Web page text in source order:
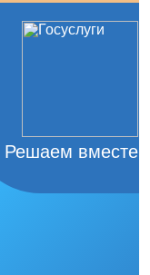
Решаем вместе